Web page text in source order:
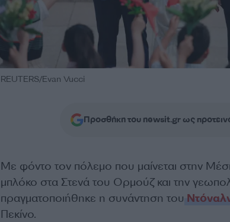
REUTERS/Evan Vucci
Προσθήκη του newsit.gr ως
Με φόντο τον πόλεμο που μαίνεται στην
μπλόκο στα Στενά του Ορμούζ και την
πραγματοποιήθηκε η συνάντηση του
Πεκίνο.